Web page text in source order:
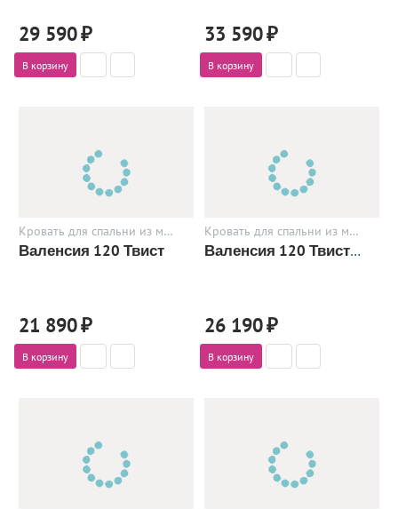
29 590₽
В корзину
33 590₽
В корзину
Кровать для спальни из металла
Валенсия 120 Твист
21 890₽
В корзину
Кровать для спальни из металла
Валенсия 120 Твист+П
26 190₽
В корзину